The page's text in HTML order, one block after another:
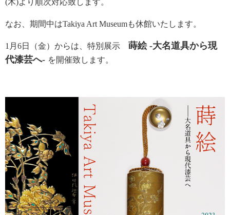
(木)より順次対応致します。
なお、期間中はTakiya Art Museumも休館いたします。
1月6日（金）からは、特別展示 蒔絵 -大名道具から現
代漆芸へ- を開催致します。